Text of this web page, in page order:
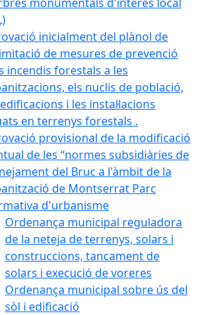
inicialment del plànol de
de mesures de prevenció
incendis forestals a les
els nuclis de població,
i les instal·lacions
en terrenys forestals .
provisional de la modificació
de les “normes subsidiàries de
del Bruc a l'àmbit de la
de Montserrat Parc
d'urbanisme
Ordenança municipal reguladora
de la neteja de terrenys, solars i
construccions, tancament de
solars i execució de voreres
Ordenança municipal sobre ús del
sòl i edificació